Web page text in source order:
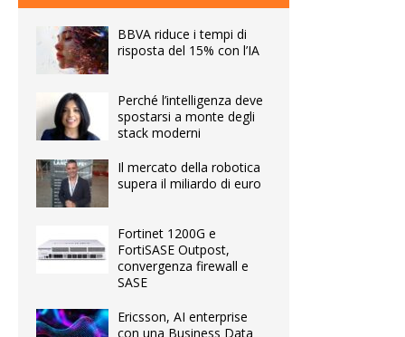
BBVA riduce i tempi di
risposta del 15% con l’IA
Perché l’intelligenza deve
spostarsi a monte degli
stack moderni
Il mercato della robotica
supera il miliardo di euro
Fortinet 1200G e
FortiSASE Outpost,
convergenza firewall e
SASE
Ericsson, AI enterprise
con una Business Data